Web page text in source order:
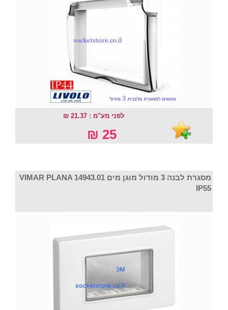
לפני מע"מ : 21.37 ₪
25 ₪
מסגרת לבנה 3 מודול מוגן מים VIMAR PLANA 14943.01
IP55